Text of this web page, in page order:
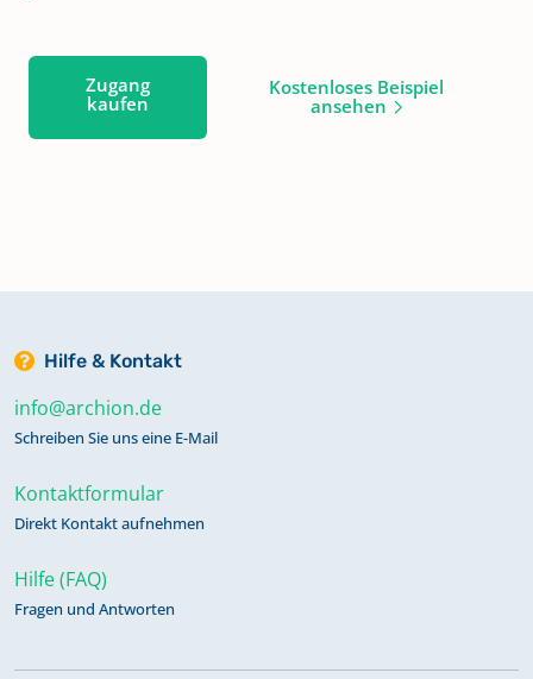
Zugang
kaufen
Kostenloses Beispiel
ansehen
Hilfe & Kontakt
info@archion.de
Schreiben Sie uns eine E-Mail
Kontaktformular
Direkt Kontakt aufnehmen
Hilfe (FAQ)
Fragen und Antworten